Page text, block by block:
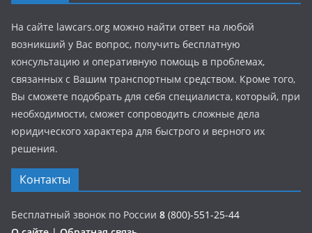
На сайте lawcars.org можно найти ответ на любой
возникший у Вас вопрос, получить бесплатную
консультацию и оперативную помощь в проблемах,
связанных с Вашим транспортным средством. Кроме того,
Вы сможете подобрать для себя специалиста, который, при
необходимости, сможет сопроводить сложные дела
юридического характера для быстрого и верного их
решения.
Контакты
Бесплатный звонок по России 8 (800)-551-25-44